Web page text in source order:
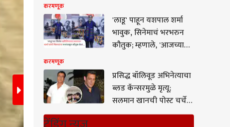
तुनिषाला आत्महत्येस प्रवृत्त केल्याचा आरोप शिझान
पटकावली ट्रॉफी?
करमणूक
'लाडू' पाहून यशपाल शर्मा
भावुक, सिनेमाचं भरभरुन
कौतुक; म्हणाले, 'आजच्या
बनवणं...'
करमणूक
प्रसिद्ध बॉलिवूड अभिनेत्याचा
ब्लड कॅन्सरमुळे मृत्यू;
सलमान खानची पोस्ट चर्चेत,
दु:ख व्यक्त करत म्हणाला...